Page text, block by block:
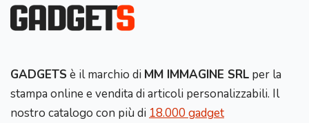
GADGETS è il marchio di MM IMMAGINE SRL per la
stampa online e vendita di articoli personalizzabili. Il
nostro catalogo con più di 18.000 gadget